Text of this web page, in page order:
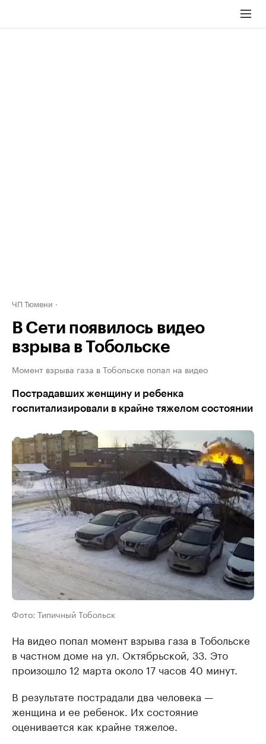
ЧП Тюмени
В Сети появилось видео
взрыва в Тобольске
Момент взрыва газа в Тобольске попал на видео
Пострадавших женщину и ребенка
госпитализировали в крайне тяжелом состоянии
Фото: Типичный Тобольск
На видео попал момент взрыва газа в Тобольске
в частном доме на ул. Октябрьской, 33. Это
произошло 12 марта около 17 часов 40 минут.
В результате пострадали два человека —
женщина и ее ребенок. Их состояние
оценивается как крайне тяжелое.